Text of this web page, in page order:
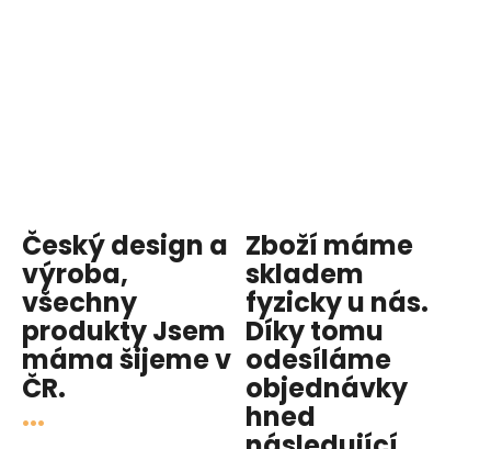
Český design a
výroba,
všechny
produktyJsem
mámašijeme v
ČR.
...
Zboží máme
skladem
fyzicky u nás.
Díky tomu
odesíláme
objednávky
hned